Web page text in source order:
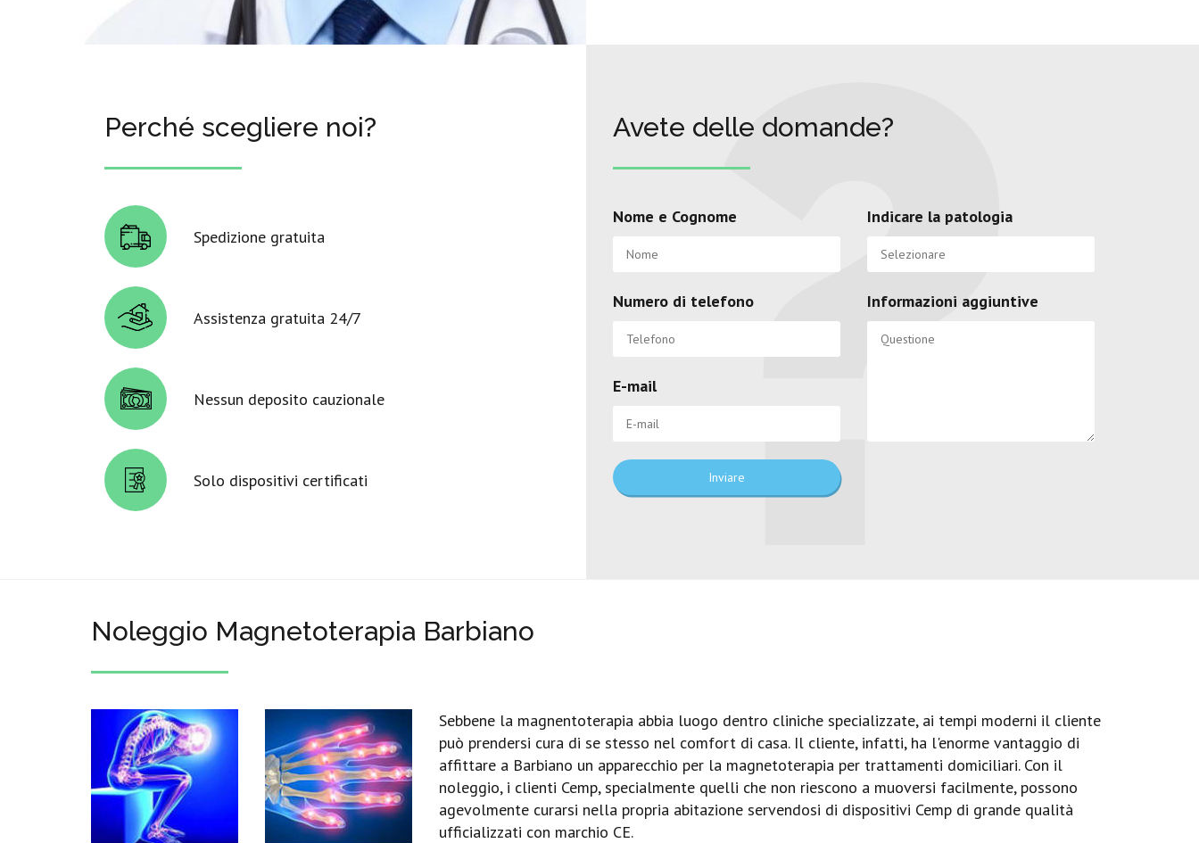
Perché scegliere noi?
Spedizione gratuita
Assistenza gratuita 24/7
Nessun deposito cauzionale
Solo dispositivi certificati
Avete delle domande?
Nome e Cognome
Numero di telefono
E-mail
Indicare la patologia
Informazioni aggiuntive
Inviare
Noleggio Magnetoterapia Barbiano
Sebbene la magnentoterapia abbia luogo dentro cliniche specializzate, ai tempi moderni il cliente
può prendersi cura di se stesso nel comfort di casa. Il cliente, infatti, ha l'enorme vantaggio di
affittare a Barbiano un apparecchio per la magnetoterapia per trattamenti domiciliari. Con il
noleggio, i clienti Cemp, specialmente quelli che non riescono a muoversi facilmente, possono
agevolmente curarsi nella propria abitazione servendosi di dispositivi Cemp di grande qualità
ufficializzati con marchio CE.